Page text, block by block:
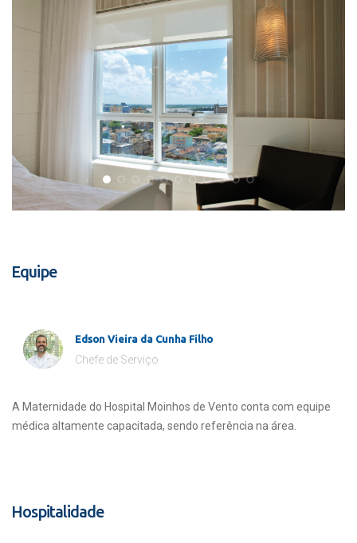
Equipe
Edson Vieira da Cunha Filho
Chefe de Serviço
A Maternidade do Hospital Moinhos de Vento conta com equipe
médica altamente capacitada, sendo referência na área.
Hospitalidade